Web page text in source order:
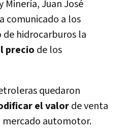
Minerí­a, Juan José
comunicado a los
hidrocarburos la
precio de los
quedaron
el valorde venta
mercado automotor.